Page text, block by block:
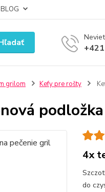
BLOG
grilom Kefy pre rošty
4x
do